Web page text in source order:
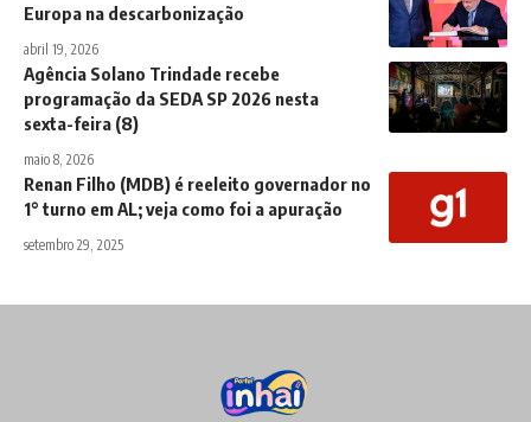
Europa na descarbonização
abril 19, 2026
Agência Solano Trindade recebe
programação da SEDA SP 2026 nesta
sexta-feira (8)
maio 8, 2026
Renan Filho (MDB) é reeleito governador no
1° turno em AL; veja como foi a apuração
setembro 29, 2025